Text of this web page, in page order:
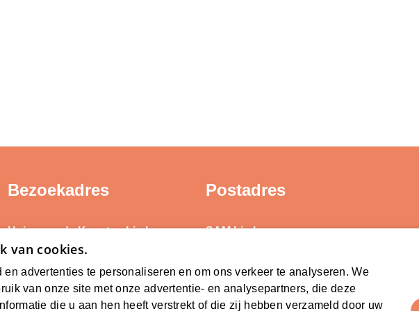
Bezoekadres
Huis voor de Kunsten Limburg
Weerstand Roermond
6042 GG Roermond
Postadres
SAM Limburg
steunpunt@sam-limburg.nl
van cookies.
advertenties te personaliseren en om ons verkeer te analyseren. We
van onze site met onze advertentie- en analysepartners, die deze
die u aan hen heeft verstrekt of die zij hebben verzameld door uw